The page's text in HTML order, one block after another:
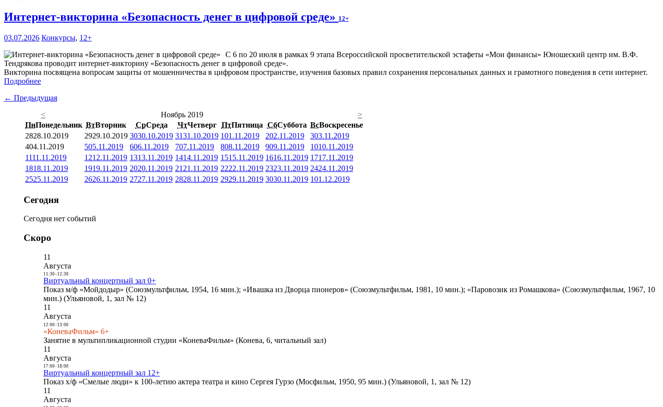
Интернет-викторина «Безопасность денег в цифровой среде» 12+
03.07.2026 Конкурсы, 12+
С 6 по 20 июля в рамках 9 этапа Всероссийской просветительской эстафеты «Мои финансы» Юношеский центр им. В.Ф.
Тендрякова проводит интернет-викторину «Безопасность денег в цифровой среде».
Викторина посвящена вопросам защиты от мошенничества в цифровом пространстве, изучения базовых правил сохранения персональных данных и грамотного поведения в сети интернет.
Подробнее
← Предыдущая
<
Ноябрь 2019
>
ПнПонедельник ВтВторник СрСреда ЧтЧетверг ПтПятница СбСуббота ВсВоскресенье
2828.10.2019 2929.10.2019 3030.10.2019 3131.10.2019 101.11.2019 202.11.2019 303.11.2019
404.11.2019 505.11.2019 606.11.2019 707.11.2019 808.11.2019 909.11.2019 1010.11.2019
1111.11.2019 1212.11.2019 1313.11.2019 1414.11.2019 1515.11.2019 1616.11.2019 1717.11.2019
1818.11.2019 1919.11.2019 2020.11.2019 21 21.11.2019 2222.11.2019 2323.11.2019 2424.11.2019
2525.11.2019 2626.11.2019 2727.11.2019 2828.11.2019 2929.11.2019 3030.11.2019 101.12.2019
Сегодня
Сегодня нет событий
Скоро
11
Августа
11:30- 12:30
Виртуальный концертный зал 0+
Показ м/ф «Мойдодыр» (Союзмультфильм, 1954, 16 мин.); «Ивашка из Дворца пионеров» (Союзмультфильм, 1981, 10 мин.); «Паровозик из Ромашкова» (Союзмультфильм, 1967, 10
мин.) (Ульяновой, 1, зал № 12)
11
Августа
12:00- 13:00
«КоневаФильм» 6+
Занятие в мультипликационной студии «КоневаФильм» (Конева, 6, читальный зал)
11
Августа
17:00- 18:00
Виртуальный концертный зал 12+
Показ х/ф «Смелые люди» к 100-летию актера театра и кино Сергея Гурзо (Мосфильм, 1950, 95 мин.) (Ульяновой, 1, зал № 12)
11
Августа